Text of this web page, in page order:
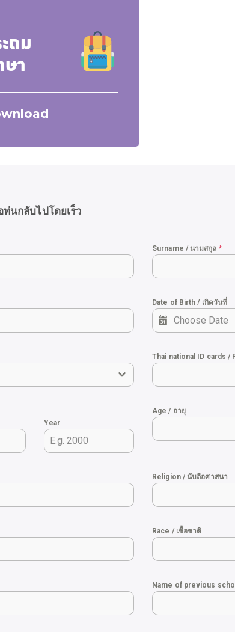
ถม
า
นกลับไปโดยเร็ว
Surname / นามสกุล *
Date of Birth / เกิดวันที่
Thai national ID cards /
Year
Age / อายุ
Religion / นับถือศาสนา
Race / เชื้อชาติ
Name of previous